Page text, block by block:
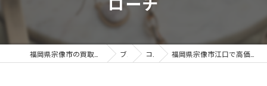
ブログ コラム 福岡県宗像市江口で高価買取を実現するための地域密着型アプローチ